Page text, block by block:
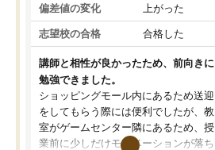
偏差値の変化 上がった
志望校の合格 合格した
講師と相性が良かったため、前向きに
勉強できました。
ショッピングモール内にあるため送迎
をしてもらう際には便利でしたが、教
室がゲームセンター隣にあるため、授
業前に少しだけモチベーションが落ち